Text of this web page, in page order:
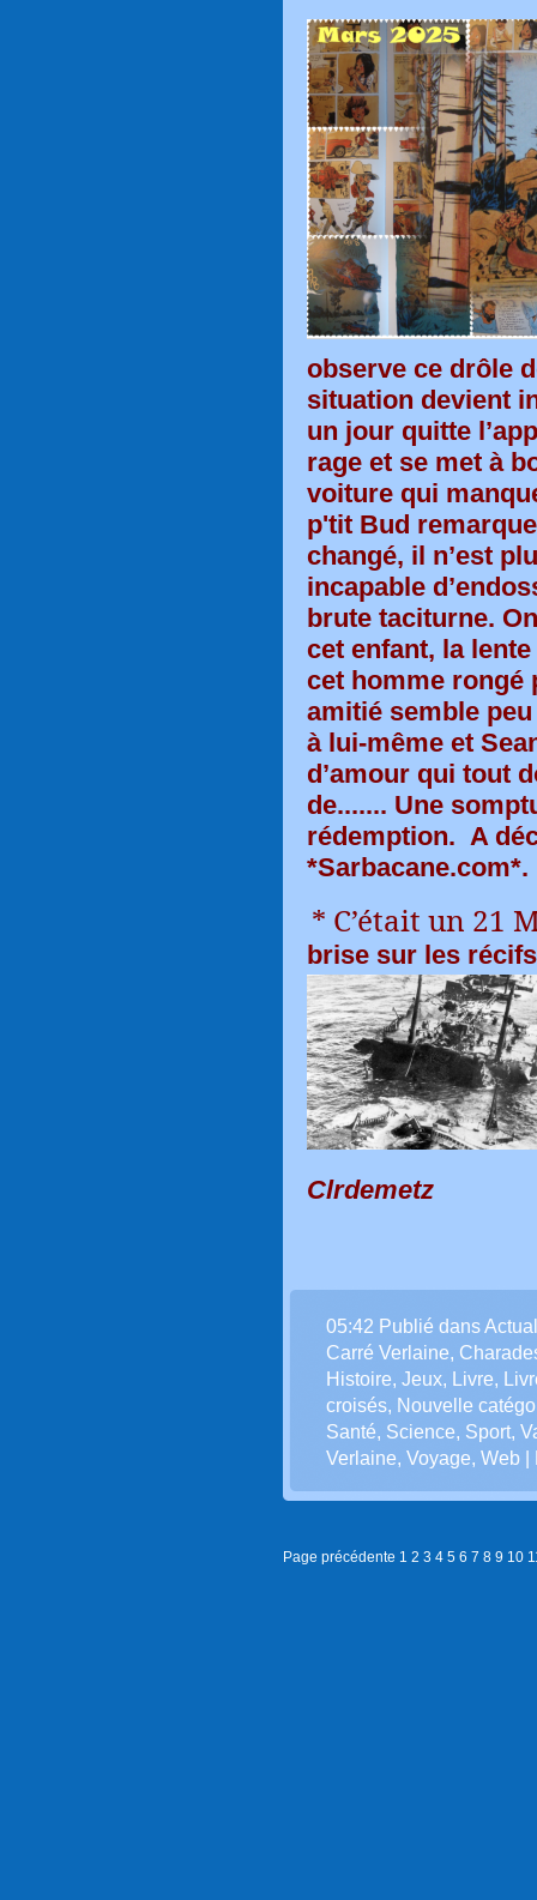
observe ce drôle
situation devient
un jour quitte
rage et se met à
voiture qui
p'tit Bud
changé, il n’est
incapable
brute taciturne.
cet enfant, la
cet homme rongé
amitié semble
à lui-même et
d’amour qui tout
de....... Une
rédemption. A
*Sarbacane.com*.
* C’était un 21
brise sur les
Clrdemetz
05:42 Publié dans
Carré Verlaine,
Histoire, Jeux, Livre,
croisés, Nouvelle
Santé, Science, Sport,
Verlaine, Voyage, Web
Page précédente 1 2 3 4 5 6 7 8 9 10